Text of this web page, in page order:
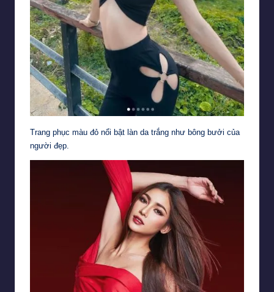
Trang phục màu đỏ nổi bật làn da trắng như bông bưởi của
người đẹp.